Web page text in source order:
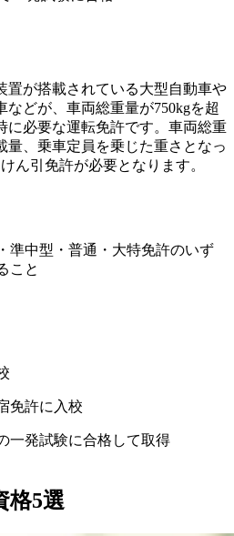
置が搭載されている大型自動車や
どが、車両総重量が750kgを超
に必要な運転免許です。車両総重
量、乗車定員を乗じた重さとなっ
ん引免許が必要となります。
準中型・普通・大特免許のいず
こと
免許に入校
一発試験に合格して取得
格5選